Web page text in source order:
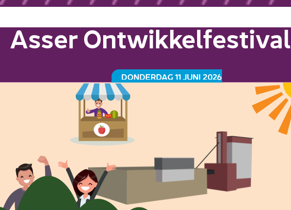
Asser Ontwikkelfestival
DONDERDAG 11 JUNI 2026
GRAANSILO HAVENKADE